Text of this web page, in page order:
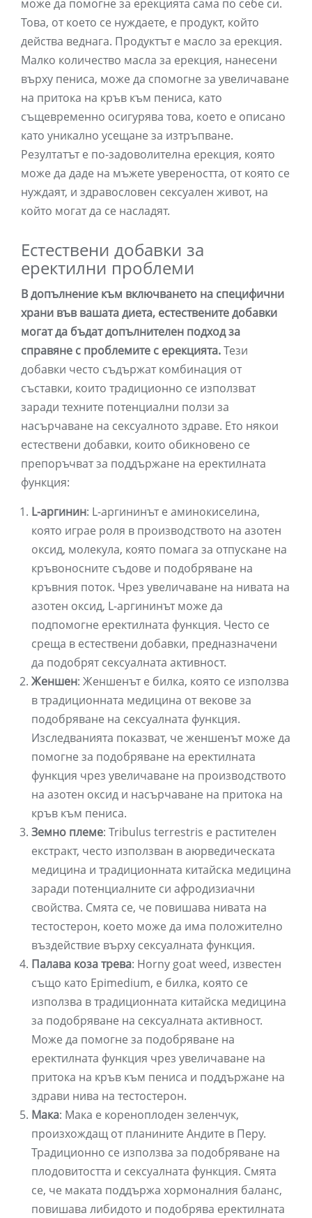
може да помогне за ерекцията сама по себе си.
Това, от което се нуждаете, е продукт, който
действа веднага. Продуктът е масло за ерекция.
Малко количество масла за ерекция, нанесени
върху пениса, може да спомогне за увеличаване
на притока на кръв към пениса, като
същевременно осигурява това, което е описано
като уникално усещане за изтръпване.
Резултатът е по-задоволителна ерекция, която
може да даде на мъжете увереността, от която се
нуждаят, и здравословен сексуален живот, на
който могат да се насладят.
Естествени добавки за
еректилни проблеми
В допълнение към включването на специфични
храни във вашата диета, естествените добавки
могат да бъдат допълнителен подход за
справяне с проблемите с ерекцията.Тези
добавки често съдържат комбинация от
съставки, които традиционно се използват
заради техните потенциални ползи за
насърчаване на сексуалното здраве. Ето някои
естествени добавки, които обикновено се
препоръчват за поддържане на еректилната
функция:
L-аргинин: L-аргининът е аминокиселина,
която играе роля в производството на азотен
оксид, молекула, която помага за отпускане на
кръвоносните съдове и подобряване на
кръвния поток. Чрез увеличаване на нивата на
азотен оксид, L-аргининът може да
подпомогне еректилната функция. Често се
среща в естествени добавки, предназначени
да подобрят сексуалната активност.
Женшен: Женшенът е билка, която се използва
в традиционната медицина от векове за
подобряване на сексуалната функция.
Изследванията показват, че женшенът може да
помогне за подобряване на еректилната
функция чрез увеличаване на производството
на азотен оксид и насърчаване на притока на
кръв към пениса.
Земно племе: Tribulus terrestris е растителен
екстракт, често използван в аюрведическата
медицина и традиционната китайска медицина
заради потенциалните си афродизиачни
свойства. Смята се, че повишава нивата на
тестостерон, което може да има положително
въздействие върху сексуалната функция.
Палава коза трева: Horny goat weed, известен
също като Epimedium, е билка, която се
използва в традиционната китайска медицина
за подобряване на сексуалната активност.
Може да помогне за подобряване на
еректилната функция чрез увеличаване на
притока на кръв към пениса и поддържане на
здрави нива на тестостерон.
Мака: Мака е кореноплоден зеленчук,
произхождащ от планините Андите в Перу.
Традиционно се използва за подобряване на
плодовитостта и сексуалната функция. Смята
се, че маката поддържа хормоналния баланс,
повишава либидото и подобрява еректилната